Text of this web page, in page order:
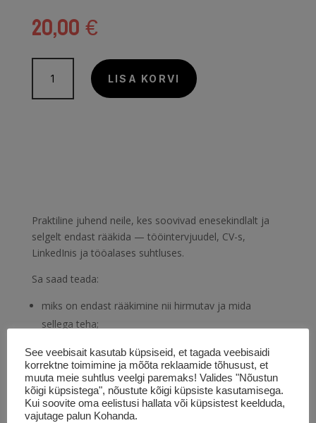
20,00€
Kuidas
rääkida
endast
LISA KORVI
Praktiline juhend neile, kes soovivad enesekindlalt ja
selgelt endast rääkida — tööintervjuudel, CV-s,
LinkedInis ja tööalases suhtluses.
Sa saad teada:
miks on endast rääkimine nii hirmutav ja mida
sellega teha;
enesetutvustus (elevator pitch);
kuidas struktureerida oma kogemusest rääkimist;
millised vead takistavad sind olemast arusaadav ja
mõistetav;
See veebisait kasutab küpsiseid, et tagada veebisaidi
korrektne toimimine ja mõõta reklaamide tõhusust, et
muuta meie suhtlus veelgi paremaks! Valides "Nõustun
kõigi küpsistega", nõustute kõigi küpsiste kasutamisega.
Kui soovite oma eelistusi hallata või küpsistest keelduda,
vajutage palun Kohanda.